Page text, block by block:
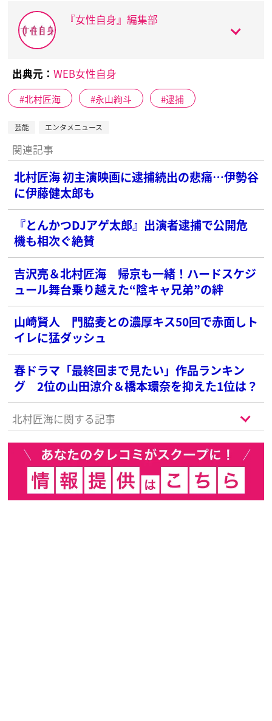
『女性自身』編集部
出典元： WEB女性自身
北村匠海 永山絢斗 逮捕
芸能 エンタメニュース
関連記事
北村匠海 初主演映画に逮捕続出の悲痛…伊勢谷
に伊藤健太郎も
『とんかつDJアゲ太郎』出演者逮捕で公開危
機も相次ぐ絶賛
吉沢亮＆北村匠海 帰京も一緒！ハードスケジ
ュール舞台乗り越えた“陰キャ兄弟”の絆
山崎賢人 門脇麦との濃厚キス50回で赤面しト
イレに猛ダッシュ
春ドラマ「最終回まで見たい」作品ランキン
グ 2位の山田涼介＆橋本環奈を抑えた1位は？
北村匠海に関する記事